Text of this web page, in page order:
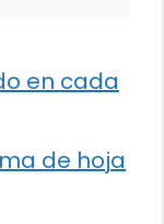
en cada
de hoja